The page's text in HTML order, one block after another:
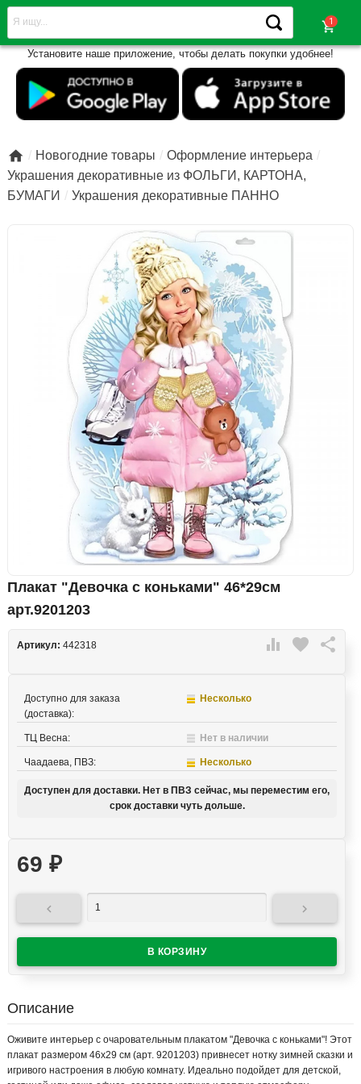
shopping_cart
Установите наше приложение, чтобы делать покупки удобнее!
 Новогодние товары
Оформление интерьера
Украшения декоративные из ФОЛЬГИ, КАРТОНА,
БУМАГИ
Украшения декоративные ПАННО
Плакат "Девочка с коньками" 46*29см
арт.9201203
 favorite 
Артикул: 442318
Доступно для заказа
(доставка):
Несколько
ТЦ Весна: Нет в наличии
Чаадаева, ПВЗ: Несколько
Доступен для доставки. Нет в ПВЗ сейчас, мы переместим его,
срок доставки чуть дольше.
69 ₽
 
Описание
Оживите интерьер с очаровательным плакатом "Девочка с коньками"! Этот
плакат размером 46x29 см (арт. 9201203) привнесет нотку зимней сказки и
игривого настроения в любую комнату. Идеально подойдет для детской,